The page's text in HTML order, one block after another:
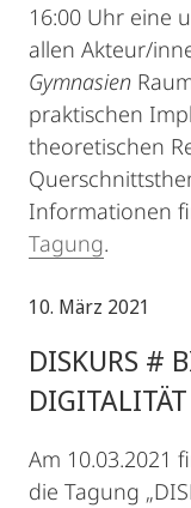
16:00 Uhr eine
allen Akteur/
Gymnasien
praktischen
theoretischen
Informationen
Tagung.
10. März 2021
DISKURS #
DIGITALITÄT
Am 10.03.2021
die Tagung